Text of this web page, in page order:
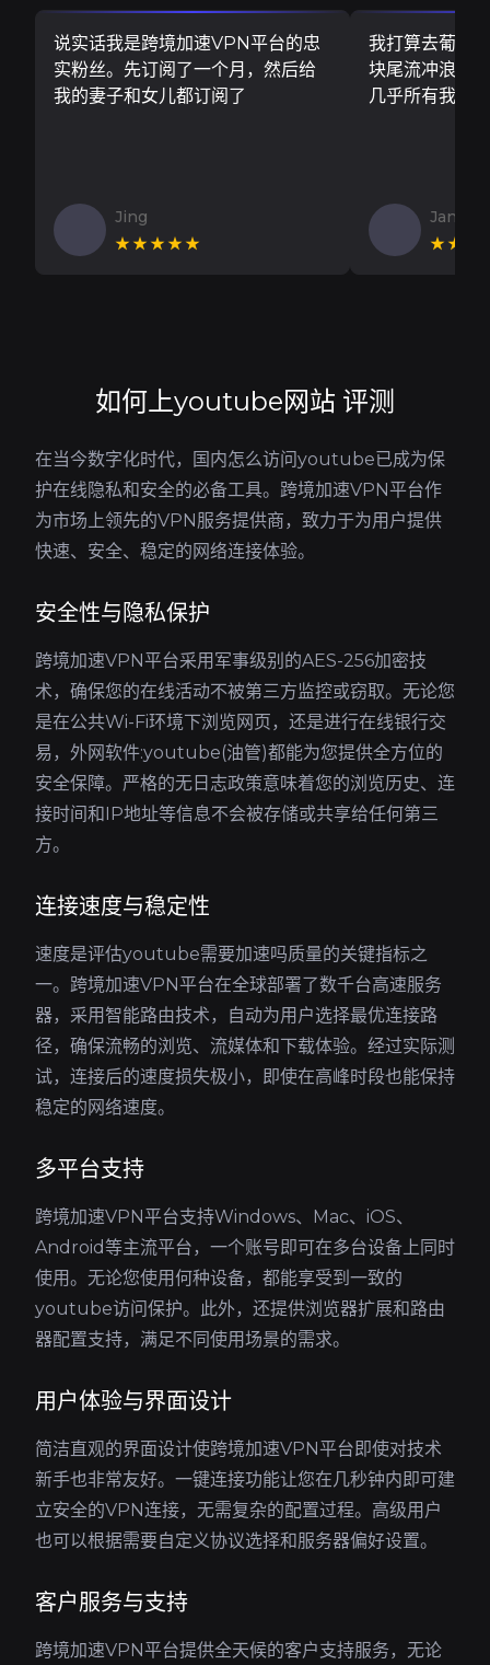
说实话我是跨境加速VPN平台的忠
实粉丝。先订阅了一个月，然后给
我的妻子和女儿都订阅了
Jing
★★★★★
我打算去葡萄
块尾流冲浪板
几乎所有我需
Jan V
如何上youtube网站 评测
在当今数字化时代，国内怎么访问youtube已成为保
护在线隐私和安全的必备工具。跨境加速VPN平台作
为市场上领先的VPN服务提供商，致力于为用户提供
快速、安全、稳定的网络连接体验。
安全性与隐私保护
跨境加速VPN平台采用军事级别的AES-256加密技
术，确保您的在线活动不被第三方监控或窃取。无论您
是在公共Wi-Fi环境下浏览网页，还是进行在线银行交
易，外网软件:youtube(油管)都能为您提供全方位的
安全保障。严格的无日志政策意味着您的浏览历史、连
接时间和IP地址等信息不会被存储或共享给任何第三
方。
连接速度与稳定性
速度是评估youtube需要加速吗质量的关键指标之
一。跨境加速VPN平台在全球部署了数千台高速服务
器，采用智能路由技术，自动为用户选择最优连接路
径，确保流畅的浏览、流媒体和下载体验。经过实际测
试，连接后的速度损失极小，即使在高峰时段也能保持
稳定的网络速度。
多平台支持
跨境加速VPN平台支持Windows、Mac、iOS、
Android等主流平台，一个账号即可在多台设备上同时
使用。无论您使用何种设备，都能享受到一致的
youtube访问保护。此外，还提供浏览器扩展和路由
器配置支持，满足不同使用场景的需求。
用户体验与界面设计
简洁直观的界面设计使跨境加速VPN平台即使对技术
新手也非常友好。一键连接功能让您在几秒钟内即可建
立安全的VPN连接，无需复杂的配置过程。高级用户
也可以根据需要自定义协议选择和服务器偏好设置。
客户服务与支持
跨境加速VPN平台提供全天候的客户支持服务，无论